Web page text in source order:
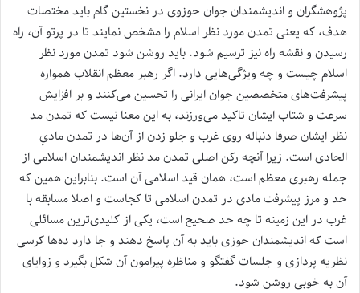
پژوهشگران و اندیشمندان جوان حوزوی در نخستین گام باید مختصات
هدف، که یعنی تمدن مورد نظر اسلام را مشخص نمایند تا در پرتو آن، راه
رسیدن و نقشه راه نیز ترسیم شود. باید روشن شود تمدن مورد نظر
اسلام چیست و چه ویژگی‌هایی دارد. اگر رهبر معظم انقلاب همواره
پیشرفت‌های متخصصین جوان ایرانی را تحسین می‌کنند و بر افزایش
سرعت و شتاب ایشان تاکید می‌ورزند، به این معنا نیست که تمدن مد
نظر ایشان صرفا دنباله روی غرب و جلو زدن از آن‌ها در تمدن مادیِ
الحادی است. زیرا آنچه رکن اصلی تمدن مد نظر اندیشمندان اسلامی از
جمله رهبری معظم است، همان قید اسلامی آن است. بنابراین همین که
حد و مرز پیشرفت مادی در تمدن اسلامی تا کجاست و اصلا مسابقه با
غرب در این زمینه تا چه حد صحیح است، یکی از کلیدی‌ترین مسائلی
است که اندیشمندان حوزی باید به آن پاسخ دهند و جا دارد ده‌ها کرسی
نظریه پردازی و جلسات گفتگو و مناظره پیرامون آن شکل بگیرد و زوایای
آن به خوبی روشن شود.